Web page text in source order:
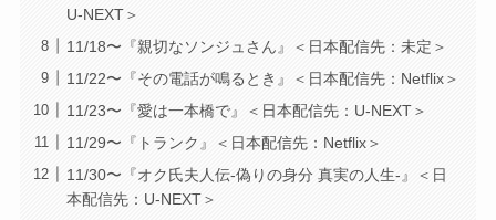
U-NEXT＞
11/18〜『親切なソンジュさん』＜日本配信先：未定＞
11/22〜『その電話が鳴るとき』＜日本配信先：Netflix＞
11/23〜『愛は一本橋で』＜日本配信先：U-NEXT＞
11/29〜『トランク』＜日本配信先：Netflix＞
11/30〜『オク氏夫人伝-偽りの身分 真実の人生-』＜日
本配信先：U-NEXT＞